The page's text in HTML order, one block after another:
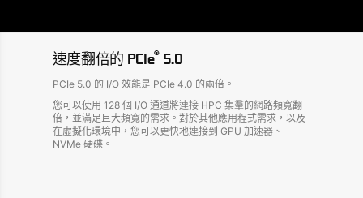
速度翻倍的 PCIe®5.0
PCIe 5.0 的 I/O 效能是 PCIe 4.0 的兩倍。
您可以使用 128 個 I/O 通道將連接 HPC 集羣的網路頻寬翻
倍，並滿足巨大頻寬的需求。對於其他應用程式需求，以及
在虛擬化環境中，您可以更快地連接到 GPU 加速器、
NVMe 硬碟。